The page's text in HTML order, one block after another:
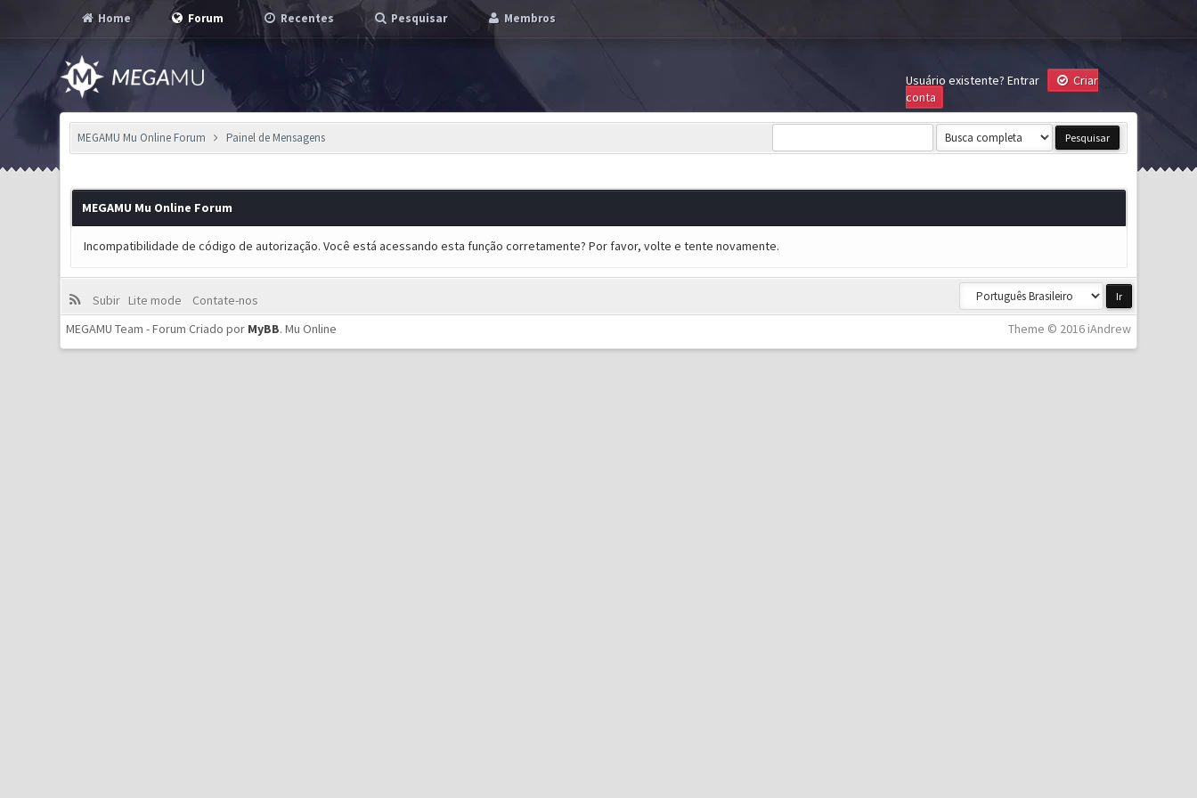
Home Forum Recentes Pesquisar Membros
Usuário existente? Entrar
Criar
conta
MEGAMU Mu Online Forum Painel de Mensagens
MEGAMU Mu Online Forum
Incompatibilidade de código de autorização. Você está acessando esta função corretamente? Por favor, volte e tente novamente.
Subir Lite mode
Contate-nos
Theme © 2016 iAndrew
MEGAMU Team - Forum Criado por MyBB.Mu Online